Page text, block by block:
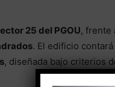
25 del PGOU, frente
. El edificio
, diseñada bajo criterios